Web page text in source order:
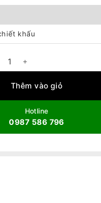
khấu
siêu cao áp Inox 5.5hp số
Thêm vào giỏ
Hotline
0987 586 796